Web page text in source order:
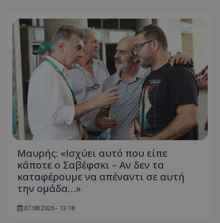
Μαυρής: «Ισχύει αυτό που είπε
κάποτε ο Σαβέφσκι – Αν δεν τα
καταφέρουμε να απέναντι σε αυτή
την ομάδα…»
07.08.2026 - 13:18